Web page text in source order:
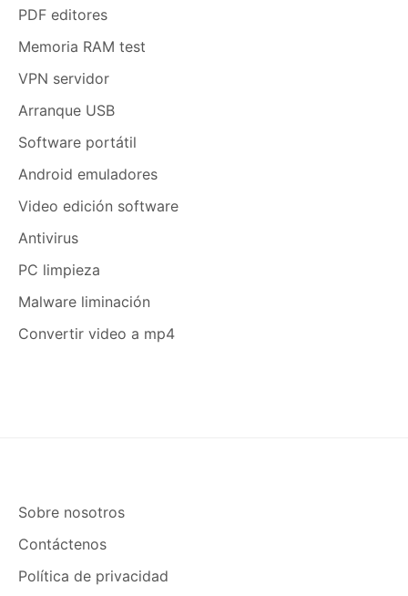
PDF editores
Memoria RAM test
VPN servidor
Arranque USB
Software portátil
Android emuladores
Video edición software
Antivirus
PC limpieza
Malware liminación
Convertir video a mp4
Sobre nosotros
Contáctenos
Política de privacidad